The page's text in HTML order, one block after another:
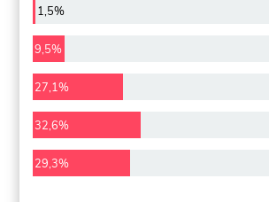
1,5%
9,5%
27,1%
32,6%
29,3%